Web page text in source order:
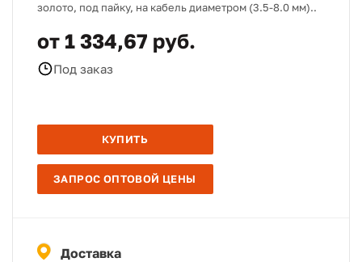
золото, под пайку, на кабель диаметром (3.5-8.0 мм)..
от 1 334,67 руб.
Под заказ
КУПИТЬ
ЗАПРОС ОПТОВОЙ ЦЕНЫ
Доставка